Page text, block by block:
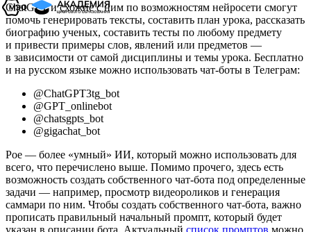
ChatGPT и схожие с ним по возможностям нейросети смогут
помочь генерировать тексты, составить план урока, рассказать
биографию ученых, составить тесты по любому предмету
и привести примеры слов, явлений или предметов —
в зависимости от самой дисциплины и темы урока. Бесплатно
и на русском языке можно использовать чат-боты в Телеграм:
@ChatGPT3tg_bot
@GPT_onlinebot
@chatsgpts_bot
@gigachat_bot
Poe — более «умный» ИИ, который можно использовать для
всего, что перечислено выше. Помимо прочего, здесь есть
возможность создать собственного чат-бота под определенные
задачи — например, просмотр видеороликов и генерация
саммари по ним. Чтобы создать собственного чат-бота, важно
прописать правильный начальный промпт, который будет
указан в описании бота. Актуальный список промптов можно